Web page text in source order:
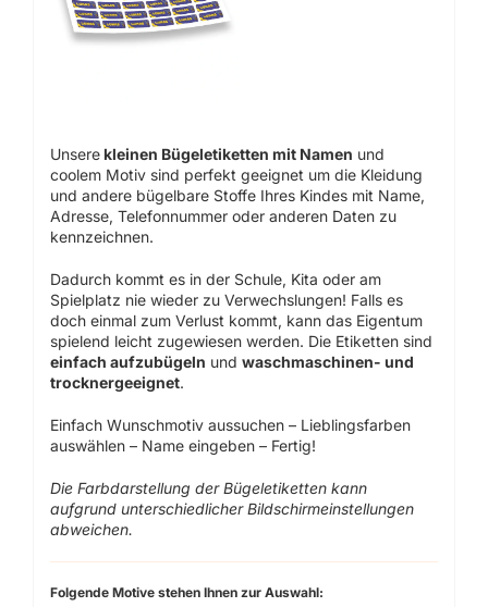
Unserekleinen Bügeletiketten mit Namen und
coolem Motiv sind perfekt geeignet um die Kleidung
und andere bügelbare Stoffe Ihres Kindes mit Name,
Adresse, Telefonnummer oder anderen Daten zu
kennzeichnen.
Dadurch kommt es in der Schule, Kita oder am
Spielplatz nie wieder zu Verwechslungen! Falls es
doch einmal zum Verlust kommt, kann das Eigentum
spielend leicht zugewiesen werden. Die Etiketten sind
einfach aufzubügeln undwaschmaschinen- und
trocknergeeignet.
Einfach Wunschmotiv aussuchen – Lieblingsfarben
auswählen – Name eingeben – Fertig!
Die Farbdarstellung der Bügeletiketten kann
aufgrund unterschiedlicher Bildschirmeinstellungen
abweichen.
Folgende Motive stehen Ihnen zur Auswahl: